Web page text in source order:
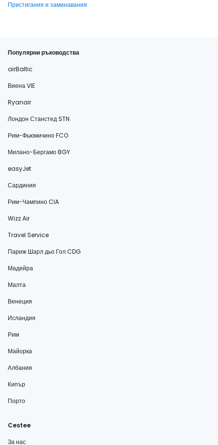
Пристигания и заминавания
Популярни ръководства
airBaltic
Виена VIE
Ryanair
Лондон Станстед STN
Рим-Фьюмичино FCO
Милано-Бергамо BGY
easyJet
Сардиния
Рим-Чампино CIA
Wizz Air
Travel Service
Париж Шарл дьо Гол CDG
Мадейра
Малта
Венеция
Исландия
Рим
Майорка
Албания
Кипър
Порто
Cestee
За нас